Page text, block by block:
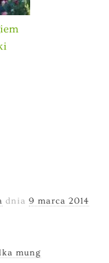
dnia 9 marca 2014
mung